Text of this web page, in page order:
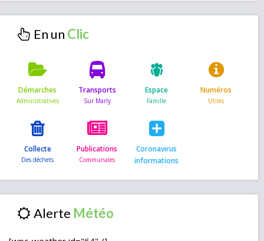
En un
Démarches Transports Espace Numéros
Collecte Publications
Coronavirus
informations
Alerte